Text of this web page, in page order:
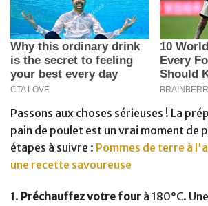
Passons aux choses sérieuses ! La
pain de poulet est un vrai moment de
étapes à suivre : Pommes de terre à
une recette savoureuse
1. Préchauffez votre four à 180°C.